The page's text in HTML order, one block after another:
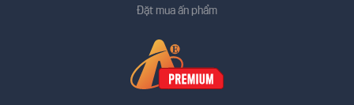
Đặt mua ấn phẩm